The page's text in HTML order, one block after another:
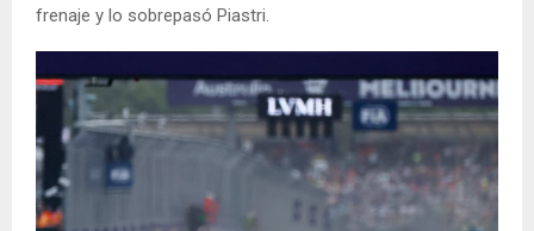
frenaje y lo sobrepasó Piastri.